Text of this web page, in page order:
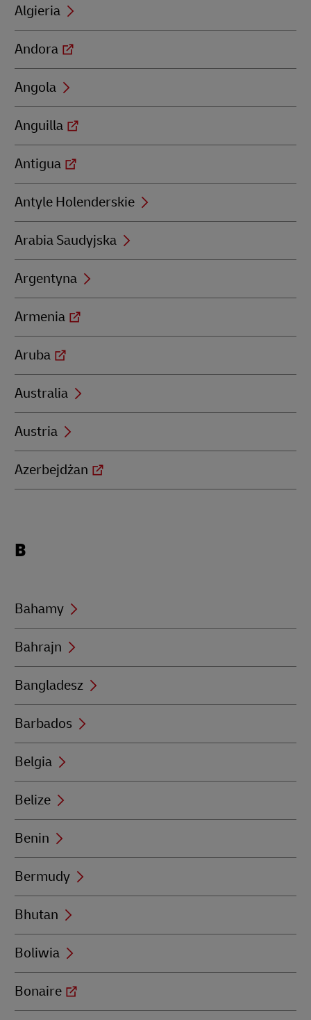
Algieria
Andora
Angola
Anguilla
Antigua
Antyle Holenderskie
Arabia Saudyjska
Argentyna
Armenia
Aruba
Australia
Austria
Azerbejdżan
beginning
B
Bahamy
Bahrajn
Bangladesz
Barbados
Belgia
Belize
Benin
Bermudy
Bhutan
Boliwia
Bonaire